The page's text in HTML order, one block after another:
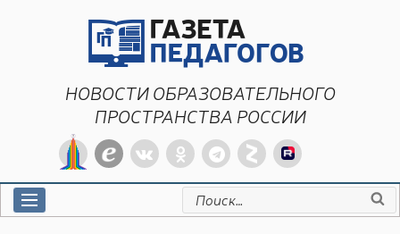
НОВОСТИ ОБРАЗОВАТЕЛЬНОГО
ПРОСТРАНСТВА РОССИИ
Искать: